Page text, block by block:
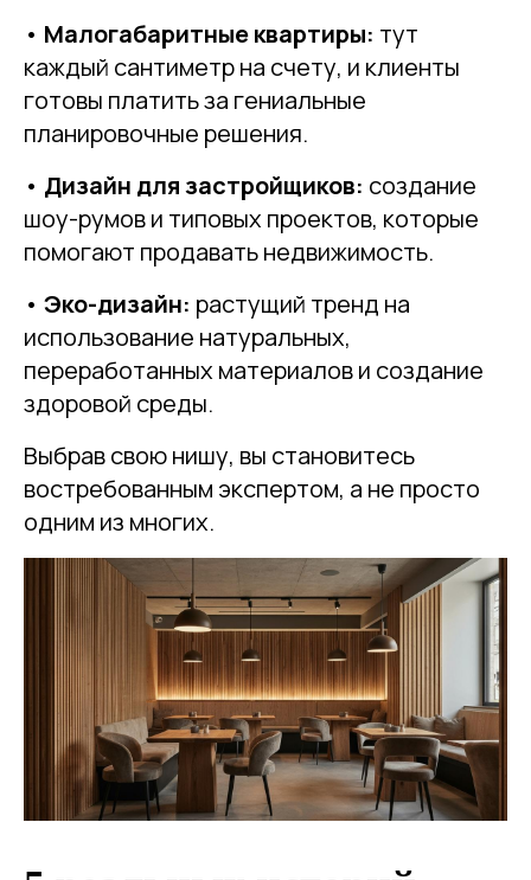
• Малогабаритные квартиры: тут
каждый сантиметр на счету, и клиенты
готовы платить за гениальные
планировочные решения.
• Дизайн для застройщиков: создание
шоу-румов и типовых проектов, которые
помогают продавать недвижимость.
• Эко-дизайн: растущий тренд на
использование натуральных,
переработанных материалов и создание
здоровой среды.
Выбрав свою нишу, вы становитесь
востребованным экспертом, а не просто
одним из многих.